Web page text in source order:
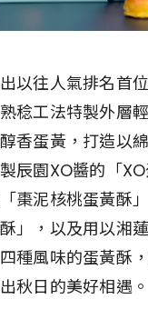
以往人氣排名首位
稔工法特製外層
香蛋黃，打造以
辰園XO醬的「
棗泥核桃蛋黃酥
」，以及用以湘
種風味的蛋黃酥
秋日的美好相遇。